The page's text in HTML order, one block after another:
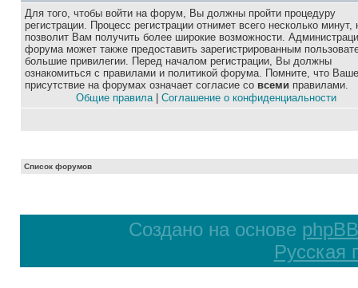
Для того, чтобы войти на форум, Вы должны пройти процедуру
регистрации. Процесс регистрации отнимет всего несколько минут,
позволит Вам получить более широкие возможности.
форума может также предоставить зарегистрированным
большие привилегии. Перед началом регистрации, Вы должны
ознакомиться с правилами и политикой форума. Помните, что Ваше
присутствие на форумах означает согласие со всеми правилами.
Общие правила| Соглашение о конфиденциальности
Список форумов
Создано на основе phpBB
Русская